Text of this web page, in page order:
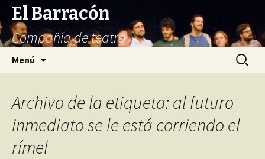
El Barracón
Compañía de teatro
Menú Buscar:
Archivo de la etiqueta: al futuro
inmediato se le está corriendo el
rímel